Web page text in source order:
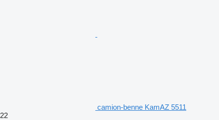
camion-benne KamAZ 5511
22